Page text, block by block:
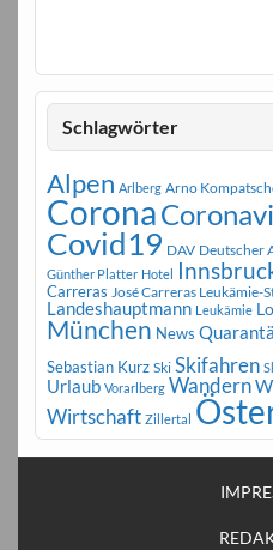
Schlagwörter
Alpen Arlberg Arno
Corona
Covid19 DAV Deutscher
Günther Platter Hotel
Carreras José Carreras Leukämie-
Landeshauptmann Leukämie
München News
Sebastian Kurz Ski Skifahren
Urlaub Vorarlberg Wandern
Wirtschaft Zillertal